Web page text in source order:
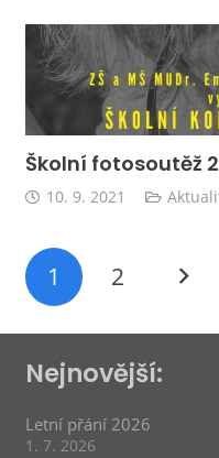
Školní fotosoutěž
10. 9. 2021
1 2
Nejnovější:
Letní přání 2026
1. 7. 2026